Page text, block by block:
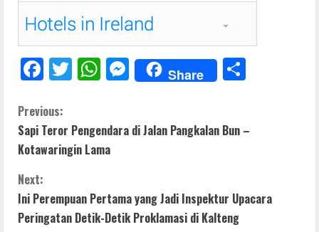
F
e
b
o
k
T
er
W
s
A
p
M
e
e
er
Share
e
C
o
n
t
Previous:
Sapi Teror Pengendara di Jalan Pangkalan Bun –
Kotawaringin Lama
Next:
Ini Perempuan Pertama yang Jadi Inspektur Upacara
Peringatan Detik-Detik Proklamasi di Kalteng